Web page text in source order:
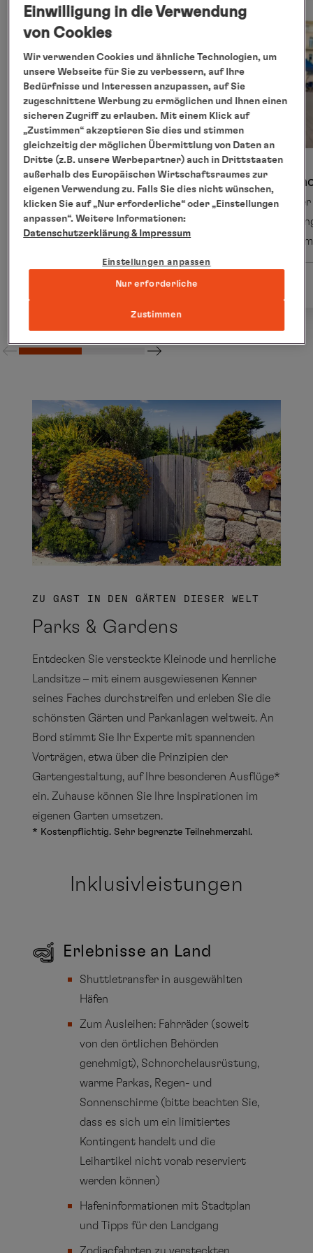
NACHPROGRAMM
Hamburg Privat
11.09.2028 - 12.09.2028
ab € 310
Details
ZU GAST IN DEN GÄRTEN DIESER WELT
Parks & Gardens
Entdecken Sie versteckte Kleinode und herrliche
Landsitze – mit einem ausgewiesenen Kenner
seines Faches durchstreifen und erleben Sie die
schönsten Gärten und Parkanlagen weltweit. An
Bord stimmt Sie Ihr Experte mit spannenden
Vorträgen, etwa über die Prinzipien der
Gartengestaltung, auf Ihre besonderen Ausflüge*
ein. Zuhause können Sie Ihre Inspirationen im
eigenen Garten umsetzen.
* Kostenpflichtig. Sehr begrenzte Teilnehmerzahl.
Inklusivleistungen
Erlebnisse an Land
Shuttletransfer in ausgewählten
Häfen
Zum Ausleihen: Fahrräder (soweit
von den örtlichen Behörden
genehmigt), Schnorchelausrüstung,
warme Parkas, Regen- und
Sonnenschirme (bitte beachten Sie,
dass es sich um ein limitiertes
Kontingent handelt und die
Leihartikel nicht vorab reserviert
werden können)
Hafeninformationen mit Stadtplan
und Tipps für den Landgang
Zodiacfahrten zu versteckten
Einwilligung in die Verwendung
von Cookies
Wir verwenden Cookies und ähnliche Technologien, um
unsere Webseite für Sie zu verbessern, auf Ihre
Bedürfnisse und Interessen anzupassen, auf Sie
zugeschnittene Werbung zu ermöglichen und Ihnen einen
sicheren Zugriff zu erlauben. Mit einem Klick auf
„Zustimmen“ akzeptieren Sie dies und stimmen
gleichzeitig der möglichen Übermittlung von Daten an
Dritte (z.B. unsere Werbepartner) auch in Drittstaaten
außerhalb des Europäischen Wirtschaftsraumes zur
eigenen Verwendung zu. Falls Sie dies nicht wünschen,
klicken Sie auf „Nur erforderliche“ oder „Einstellungen
anpassen“. Weitere Informationen:
Datenschutzerklärung & Impressum
Einstellungen anpassen
Nur erforderliche
Zustimmen